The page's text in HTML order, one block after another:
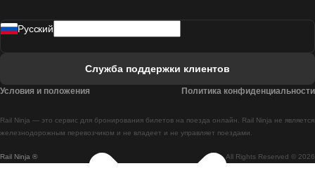
Поезд Лиссабон - Брага
Поезд Брага - Лиссабон
Rail Ninja ® All Rights Reserved © 2026
Rail Ninja — это сервис для бронирования билетов на поезда онлайн. Rail Ninja не является
железнодорожным перевозчиком и не владеет и не управляет поездами.
Pусский
Служба поддержки клиентов
Условия и положения Политика конфиденциальности